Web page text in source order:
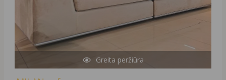
Greita peržiūra